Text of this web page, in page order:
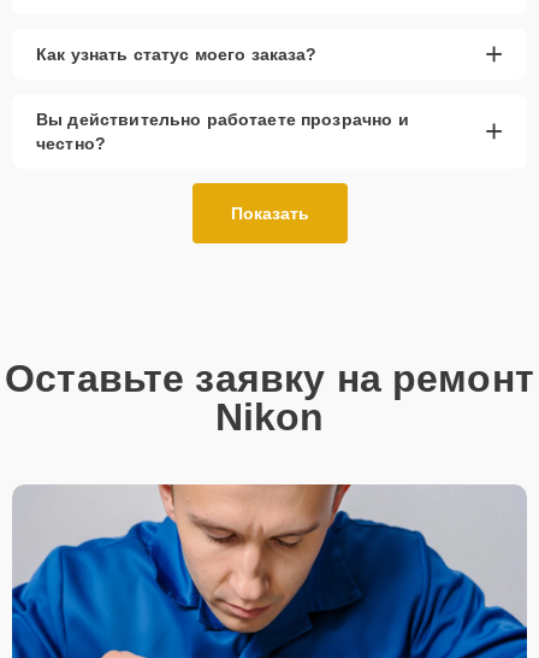
Как узнать статус моего заказа? +
Вы действительно работаете прозрачно и
честно?
+
Показать
Оставьте заявку на ремонт
Nikon